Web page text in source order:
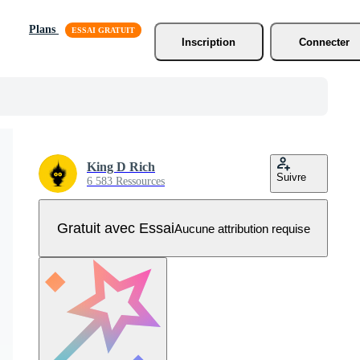
Plans
Inscription
Connecter
King D Rich
6 583 Ressources Suivre
Gratuit avec EssaiAucune attribution requise